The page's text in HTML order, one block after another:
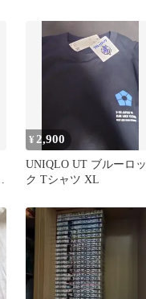
¥ 2,900
UNIQLO UT ブルーロッ
ク Tシャツ XL